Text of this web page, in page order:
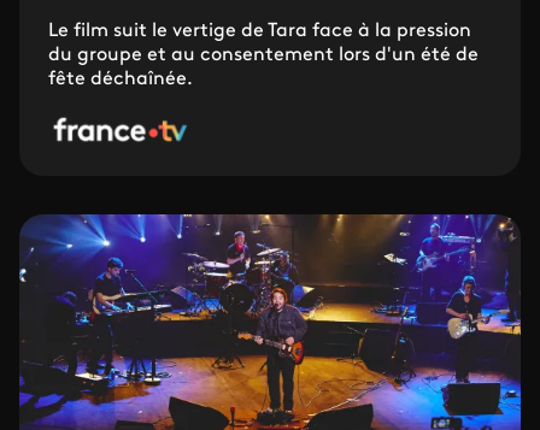
Le film suit le vertige de Tara face à la pression
du groupe et au consentement lors d'un été de
fête déchaînée.